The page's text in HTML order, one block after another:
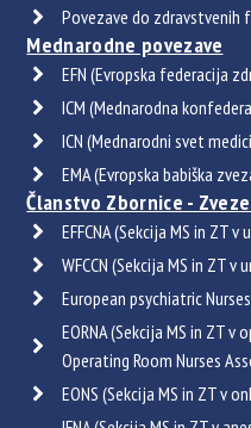
Povezave do
Mednarodne povezave
EFN (Evropska federacija
ICM (Mednarodna
ICN (Mednarodni svet
EMA (Evropska babiška
Članstvo Zbornice -
EFFCNA (Sekcija MS in ZT v
WFCCN (Sekcija MS in ZT v
European psychiatric
EORNA (Sekcija MS in ZT
Operating Room Nurses
EONS (Sekcija MS in ZT v